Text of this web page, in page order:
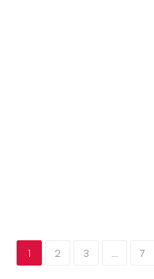
1 2 3 .... 7